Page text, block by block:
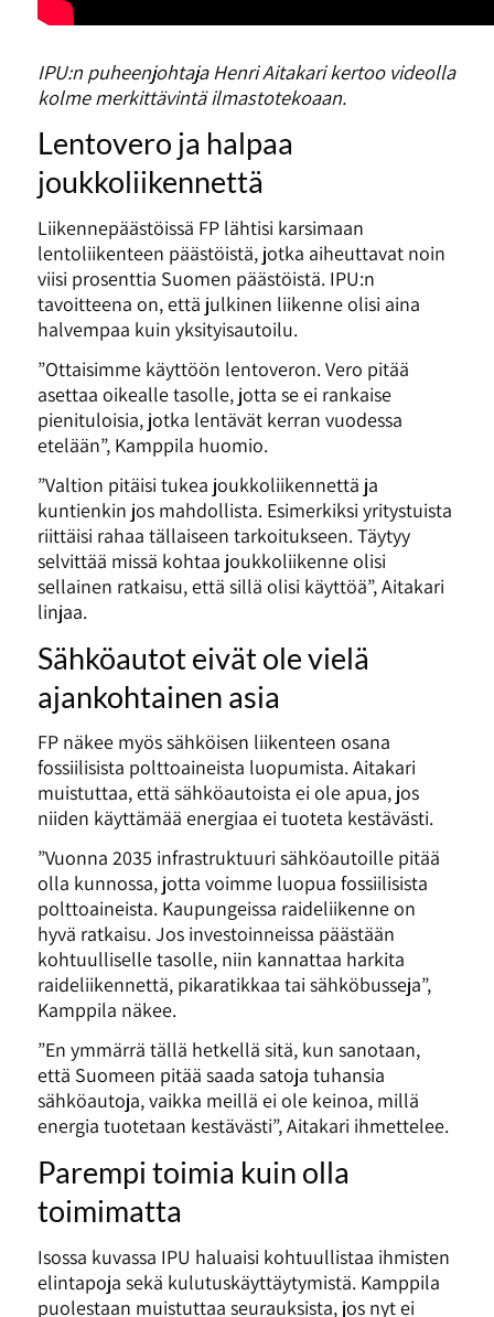
IPU:n puheenjohtaja Henri Aitakari kertoo videolla
kolme merkittävintä ilmastotekoaan.
Lentovero ja halpaa
joukkoliikennettä
Liikennepäästöissä FP lähtisi karsimaan
lentoliikenteen päästöistä, jotka aiheuttavat noin
viisi prosenttia Suomen päästöistä. IPU:n
tavoitteena on, että julkinen liikenne olisi aina
halvempaa kuin yksityisautoilu.
”Ottaisimme käyttöön lentoveron. Vero pitää
asettaa oikealle tasolle, jotta se ei rankaise
pienituloisia, jotka lentävät kerran vuodessa
etelään”, Kamppila huomio.
”Valtion pitäisi tukea joukkoliikennettä ja
kuntienkin jos mahdollista. Esimerkiksi yritystuista
riittäisi rahaa tällaiseen tarkoitukseen. Täytyy
selvittää missä kohtaa joukkoliikenne olisi
sellainen ratkaisu, että sillä olisi käyttöä”, Aitakari
linjaa.
Sähköautot eivät ole vielä
ajankohtainen asia
FP näkee myös sähköisen liikenteen osana
fossiilisista polttoaineista luopumista. Aitakari
muistuttaa, että sähköautoista ei ole apua, jos
niiden käyttämää energiaa ei tuoteta kestävästi.
”Vuonna 2035 infrastruktuuri sähköautoille pitää
olla kunnossa, jotta voimme luopua fossiilisista
polttoaineista. Kaupungeissa raideliikenne on
hyvä ratkaisu. Jos investoinneissa päästään
kohtuulliselle tasolle, niin kannattaa harkita
raideliikennettä, pikaratikkaa tai sähköbusseja”,
Kamppila näkee.
”En ymmärrä tällä hetkellä sitä, kun sanotaan,
että Suomeen pitää saada satoja tuhansia
sähköautoja, vaikka meillä ei ole keinoa, millä
energia tuotetaan kestävästi”, Aitakari ihmettelee.
Parempi toimia kuin olla
toimimatta
Isossa kuvassa IPU haluaisi kohtuullistaa ihmisten
elintapoja sekä kulutuskäyttäytymistä. Kamppila
puolestaan muistuttaa seurauksista, jos nyt ei